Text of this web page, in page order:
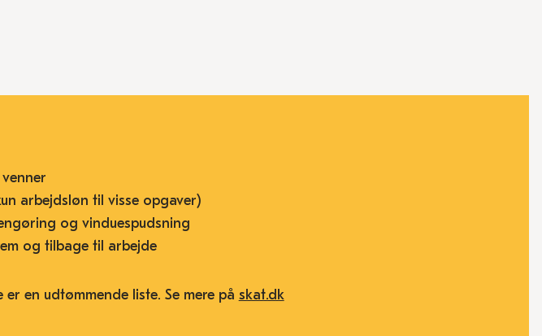
arbejdsløn til visse opgaver)
og vinduespudsning
og tilbage til arbejde
en udtømmende liste. Se mere på skat.dk